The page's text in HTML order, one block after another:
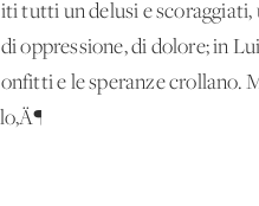
tutti un delusi e
oppressione, di dolore; in
e le speranze crollano.